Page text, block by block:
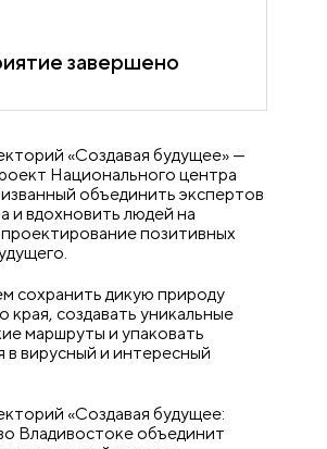
завершено
«Создавая будущее» —
Национального центра
объединить экспертов
и вдохновить людей на
позитивных
сохранить дикую природу
края, создавать уникальные
маршруты и упаковать
в вирусный и интересный
«Создавая будущее:
Владивостоке объединит